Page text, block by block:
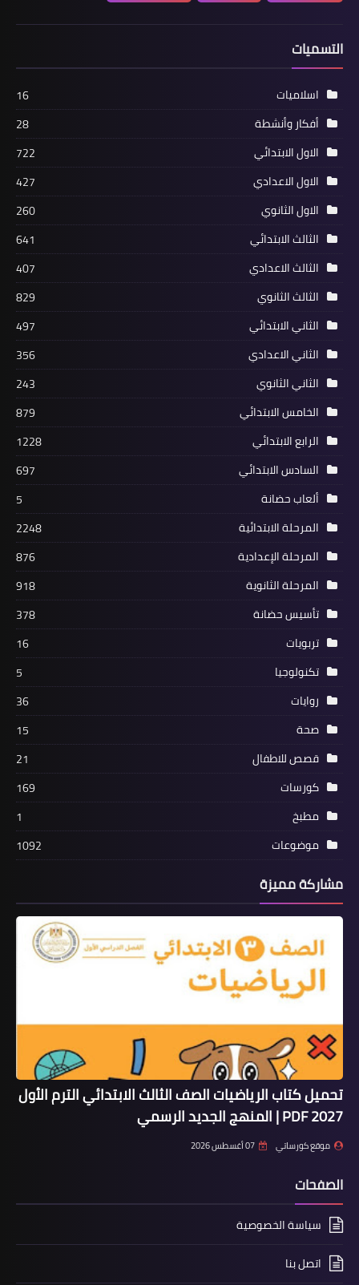
التسميات
اسلاميات
16
أفكار وأنشطة
28
الاول الابتدائي
722
الاول الاعدادي
427
الاول الثانوي
260
الثالث الابتدائي
641
الثالث الاعدادي
407
الثالث الثانوي
829
الثاني الابتدائي
497
الثاني الاعدادي
356
الثاني الثانوي
243
الخامس الابتدائي
879
الرابع الابتدائي
1228
السادس الابتدائي
697
ألعاب حضانة
5
المرحلة الابتدائية
2248
المرحلة الإعدادية
876
المرحلة الثانوية
918
تأسيس حضانة
378
تربويات
16
تكنولوجيا
5
روايات
36
صحة
15
قصص للاطفال
21
كورسات
169
مطبخ
1
موضوعات
1092
مشاركة مميزة
تحميل كتاب الرياضيات الصف الثالث الابتدائي الترم الأول
2027 PDF | المنهج الجديد الرسمي
موقع كورساتي 07 أغسطس 2026
الصفحات
سياسة الخصوصية
اتصل بنا